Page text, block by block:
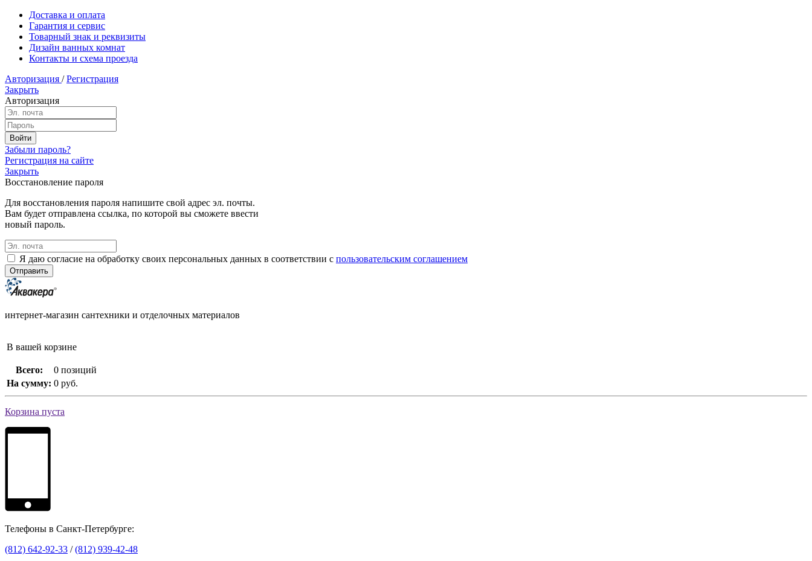
Доставка и оплата
Гарантия и сервис
Товарный знак и реквизиты
Дизайн ванных комнат
Контакты и схема проезда
Авторизация / Регистрация
Закрыть
Авторизация
Забыли пароль?
Регистрация на сайте
Закрыть
Восстановление пароля
Для восстановления пароля напишите свой адрес эл. почты.
Вам будет отправлена ссылка, по которой вы сможете ввести
новый пароль.
Я даю согласие на обработку своих персональных данных в соответствии с пользовательским соглашением
интернет-магазин сантехники и отделочных материалов
В вашей корзине
Всего:
0 позиций
На сумму: 0 руб.
Корзина пуста
Телефоны в Санкт-Петербурге:
(812) 642-92-33 /(812) 939-42-48